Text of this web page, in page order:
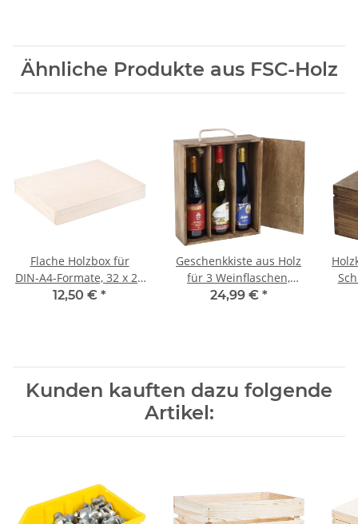
Ähnliche Produkte aus FSC-Holz
Flache Holzbox für
DIN‑A4‑Formate, 32 x 25
cm
12,50 € *
Geschenkkiste aus Holz
für 3 Weinflaschen,
36 × 30 × 11 cm
24,99 € *
Kunden kauften dazu folgende
Artikel: